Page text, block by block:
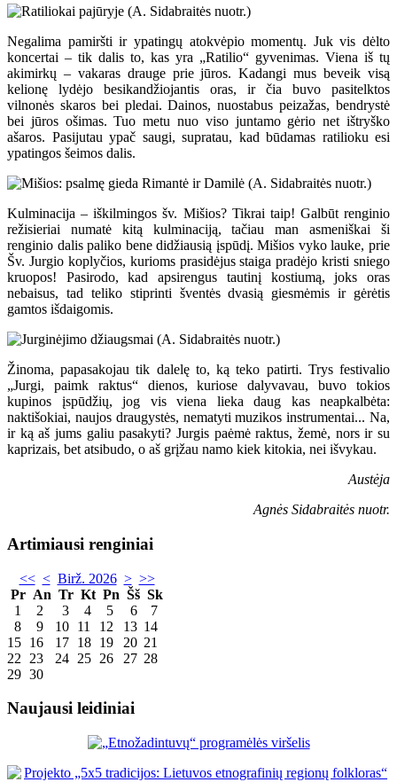
Negalima pamiršti ir ypatingų atokvėpio momentų. Juk vis dėlto
koncertai – tik dalis to, kas yra „Ratilio“ gyvenimas. Viena iš tų
akimirkų – vakaras drauge prie jūros. Kadangi mus beveik visą
kelionę lydėjo besikandžiojantis oras, ir čia buvo pasitelktos
vilnonės skaros bei pledai. Dainos, nuostabus peizažas, bendrystė
bei jūros ošimas. Tuo metu nuo viso juntamo gėrio net ištryško
ašaros. Pasijutau ypač saugi, supratau, kad būdamas ratilioku esi
ypatingos šeimos dalis.
Kulminacija – iškilmingos šv. Mišios? Tikrai taip! Galbūt renginio
režisieriai numatė kitą kulminaciją, tačiau man asmeniškai ši
renginio dalis paliko bene didžiausią įspūdį. Mišios vyko lauke, prie
Šv. Jurgio koplyčios, kurioms prasidėjus staiga pradėjo kristi sniego
kruopos! Pasirodo, kad apsirengus tautinį kostiumą, joks oras
nebaisus, tad teliko stiprinti šventės dvasią giesmėmis ir gėrėtis
gamtos išdaigomis.
Žinoma, papasakojau tik dalelę to, ką teko patirti. Trys festivalio
„Jurgi, paimk raktus“ dienos, kuriose dalyvavau, buvo tokios
kupinos įspūdžių, jog vis viena lieka daug kas neapkalbėta:
naktišokiai, naujos draugystės, nematyti muzikos instrumentai... Na,
ir ką aš jums galiu pasakyti? Jurgis paėmė raktus, žemė, nors ir su
kaprizais, bet atsibudo, o aš grįžau namo kiek kitokia, nei išvykau.
Austėja
Agnės Sidabraitės nuotr.
Artimiausi renginiai
<< < Birž. 2026 > >>
Pr An Tr Kt Pn Šš Sk
1
2 3 4 5 6
7
8
9 10 11 12 13 14
15 16 17 18 19 20 21
22
23 24 25 26 27 28
29 30
Naujausi leidiniai